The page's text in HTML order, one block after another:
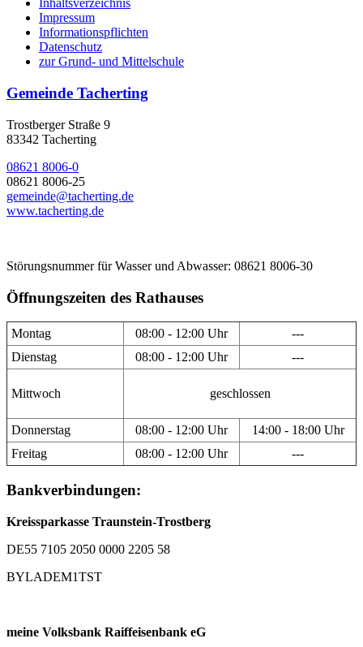
Inhaltsverzeichnis
Impressum
Informationspflichten
Datenschutz
zur Grund- und Mittelschule
Gemeinde Tacherting
Trostberger Straße 9
83342 Tacherting
08621 8006-0
08621 8006-25
gemeinde@tacherting.de
www.tacherting.de
Störungsnummer für Wasser und Abwasser: 08621 8006-30
Öffnungszeiten des Rathauses
Montag 08:00 - 12:00 Uhr
---
Dienstag
08:00 - 12:00 Uhr ---
Mittwoch geschlossen
Donnerstag 08:00 - 12:00 Uhr
14:00 - 18:00 Uhr
Freitag
08:00 - 12:00 Uhr ---
Bankverbindungen:
Kreissparkasse Traunstein-Trostberg
DE55 7105 2050 0000 2205 58
BYLADEM1TST
meine Volksbank Raiffeisenbank eG